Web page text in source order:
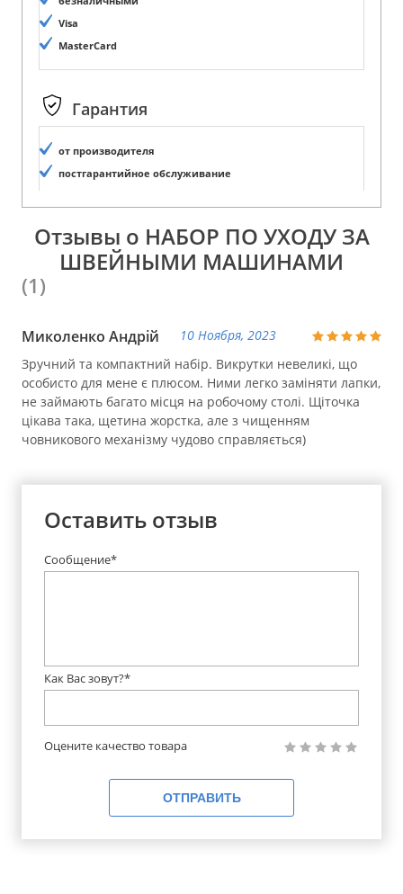
Visa
MasterCard
Гарантия
от производителя
постгарантийное обслуживание
Отзывы о НАБОР ПО УХОДУ ЗА
ШВЕЙНЫМИ МАШИНАМИ
(1)
Миколенко Андрій
10 Ноября, 2023
Зручний та компактний набір. Викрутки невеликі, що
особисто для мене є плюсом. Ними легко заміняти лапки,
не займають багато місця на робочому столі. Щіточка
цікава така, щетина жорстка, але з чищенням
човникового механізму чудово справляється)
Оставить отзыв
Сообщение*
Как Вас зовут?*
Оцените качество товара
ОТПРАВИТЬ